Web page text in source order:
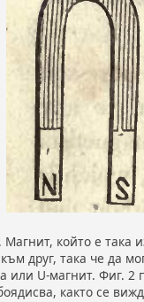
който е така
друг, така че да
или U-магнит. Фиг. 2
както се